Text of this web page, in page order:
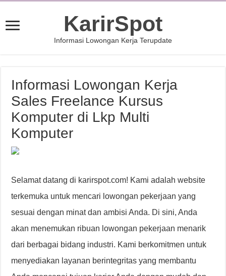
KarirSpot
Informasi Lowongan Kerja Terupdate
Informasi Lowongan Kerja
Sales Freelance Kursus
Komputer di Lkp Multi
Komputer
Selamat datang di karirspot.com! Kami adalah website
terkemuka untuk mencari lowongan pekerjaan yang
sesuai dengan minat dan ambisi Anda. Di sini, Anda
akan menemukan ribuan lowongan pekerjaan menarik
dari berbagai bidang industri. Kami berkomitmen untuk
menyediakan layanan berintegritas yang membantu